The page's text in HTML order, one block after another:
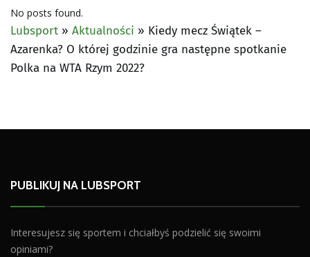
No posts found.
Lubsport » Aktualności » Kiedy mecz Świątek –
Azarenka? O której godzinie gra następne spotkanie
Polka na WTA Rzym 2022?
PUBLIKUJ NA LUBSPORT
Interesujesz się sportem i chciałbyś podzielić się swoimi
opiniami?